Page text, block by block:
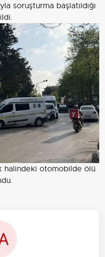
soruşturma başlatıldığı
halindeki otomobilde ölü